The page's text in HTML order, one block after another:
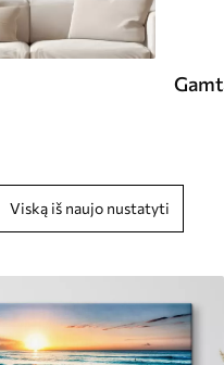
Viską iš naujo nustatyti